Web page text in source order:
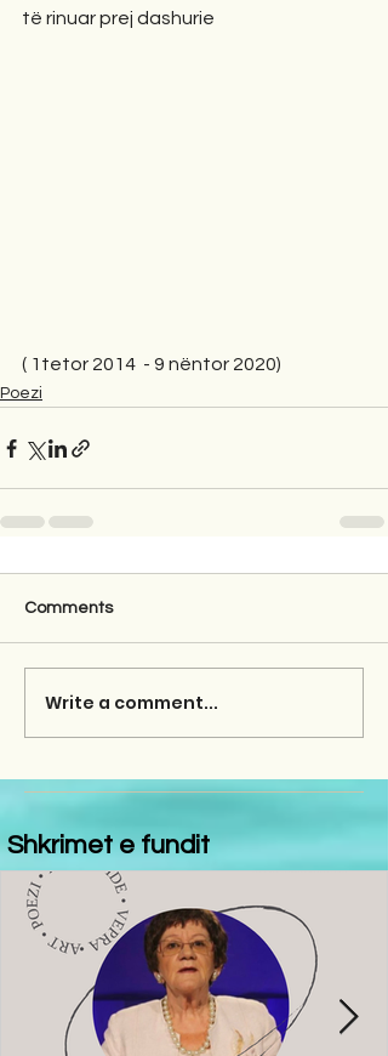
të rinuar prej dashurie
( 1tetor 2014  - 9 nëntor 2020)
Poezi
Comments
Write a comment...
Shkrimet e fundit